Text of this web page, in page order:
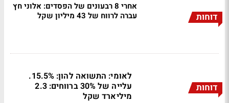
דוחות
אחרי 8 רבעונים של הפסדים: אלוני חץ
עברה לרווח של 43 מיליון שקל
דוחות
לאומי: התשואה להון: 15.5%.
עלייה של 30% ברווחים: 2.3
מיליארד שקל